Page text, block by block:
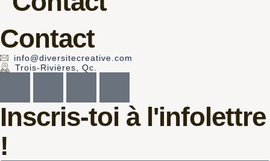
Contact
info@diversitecreative.com
Trois-Rivières, Qc.
Inscris-toi à l'infolettre
!